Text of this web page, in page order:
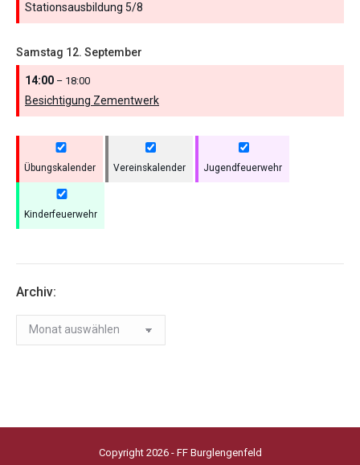
Stationsausbildung 5/8
Samstag 12. September
14:00 – 18:00
Besichtigung Zementwerk
Übungskalender Vereinskalender Jugendfeuerwehr
Kinderfeuerwehr
Archiv:
Archiv:
Copyright 2026 - FF Burglengenfeld